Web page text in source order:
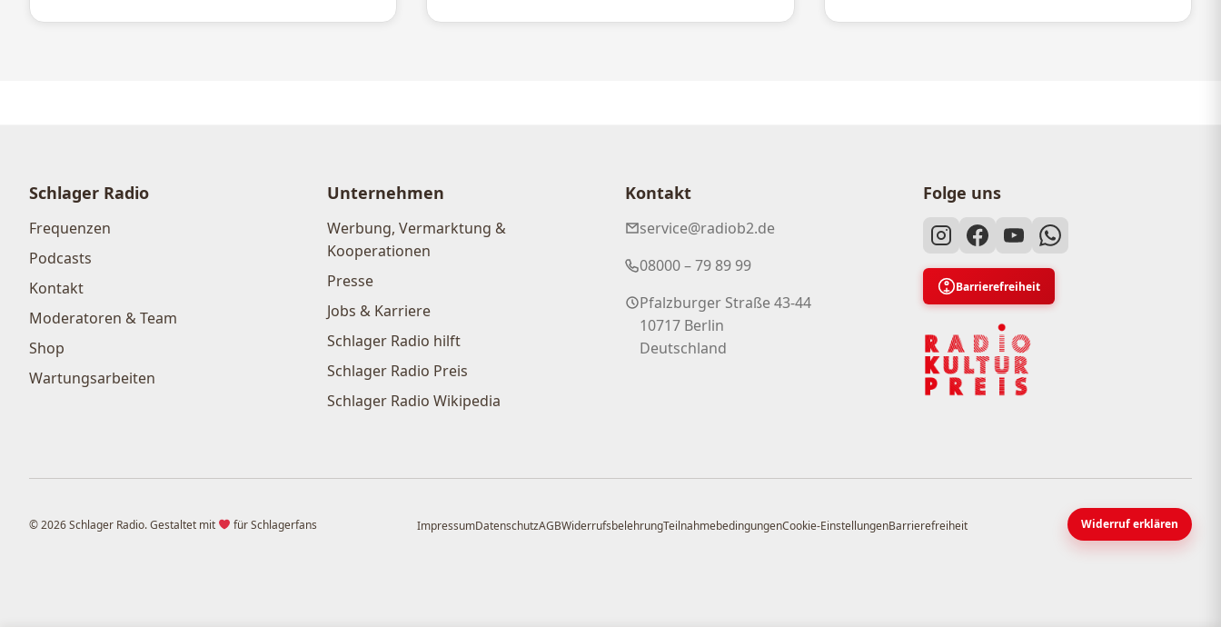
Schlager Radio
Frequenzen
Podcasts
Kontakt
Moderatoren & Team
Shop
Wartungsarbeiten
Unternehmen
Werbung, Vermarktung &
Kooperationen
Presse
Jobs & Karriere
Schlager Radio hilft
Schlager Radio Preis
Schlager Radio Wikipedia
Kontakt
service@radiob2.de
08000 – 79 89 99
Pfalzburger Straße 43-44
10717 Berlin
Deutschland
Folge uns
Barrierefreiheit
© 2026 Schlager Radio. Gestaltet mit für Schlagerfans ImpressumDatenschutzAGBWiderrufsbelehrungTeilnahmebedingungenCookie-EinstellungenBarrierefreiheit Widerruf erklären